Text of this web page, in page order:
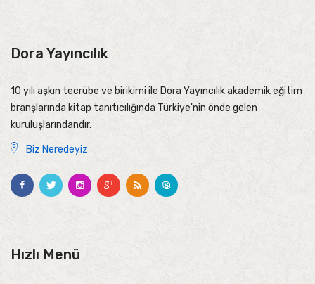
Dora Yayıncılık
10 yılı aşkın tecrübe ve birikimi ile Dora Yayıncılık akademik eğitim
branşlarında kitap tanıtıcılığında Türkiye'nin önde gelen
kuruluşlarındandır.
Biz Neredeyiz
Hızlı Menü